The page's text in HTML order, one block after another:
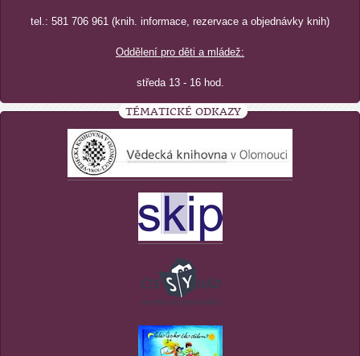
tel.: 581 706 961 (knih. informace, rezervace a objednávky knih)
Oddělení pro děti a mládež:
středa 13 - 16 hod.
TÉMATICKÉ ODKAZY